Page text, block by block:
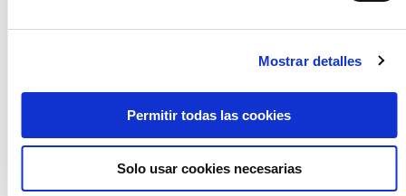
Mostrar detalles
Permitir todas las cookies
Solo usar cookies necesarias
exterior, la vivienda bajará las persianas automáticamente
para conservar el calor del interior y tener un ahorro
Stoneweg Living instala sistemas domóticos en
sus promociones
La gestora inmobiliaria ha instalado diferentes
domóticos